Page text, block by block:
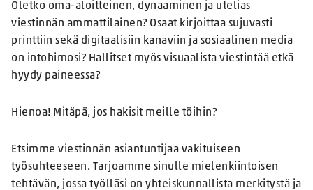
Oletko oma-aloitteinen, dynaaminen ja utelias
viestinnän ammattilainen? Osaat kirjoittaa sujuvasti
printtiin sekä digitaalisiin kanaviin ja sosiaalinen media
on intohimosi? Hallitset myös visuaalista viestintää etkä
hyydy paineessa?
Hienoa! Mitäpä, jos hakisit meille töihin?
Etsimme viestinnän asiantuntijaa vakituiseen
työsuhteeseen. Tarjoamme sinulle mielenkiintoisen
tehtävän, jossa työlläsi on yhteiskunnallista merkitystä ja